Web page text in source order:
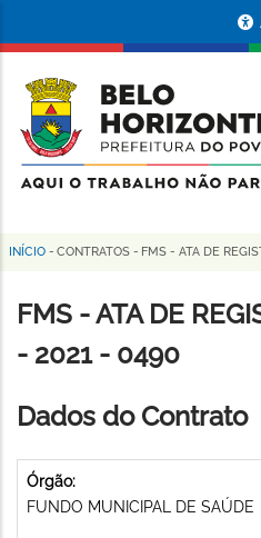
conteúdo
principal
da
Prefeitura
de
Horizonte
Trilha
de
navegação
INÍCIO - CONTRATOS - FMS - ATA DE
FMS - ATA DE
- 2021 - 0490
Dados do Contrato
Órgão:
FUNDO MUNICIPAL DE SAÚDE